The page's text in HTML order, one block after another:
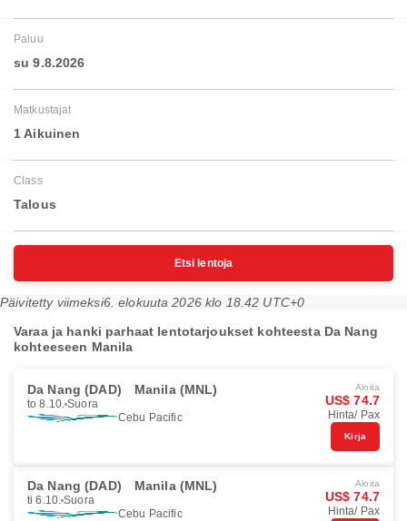
Paluu
su 9.8.2026
Matkustajat
1 Aikuinen
Class
Talous
Etsi lentoja
Päivitetty viimeksi6. elokuuta 2026 klo 18.42 UTC+0
Varaa ja hanki parhaat lentotarjoukset kohteesta Da Nang
kohteeseen Manila
Da Nang (DAD) Manila (MNL)
to 8.10. Suora
Cebu Pacific
Aloita
US$ 74.7
Hinta/ Pax
Kirja
Da Nang (DAD) Manila (MNL)
ti 6.10. Suora
Cebu Pacific
Aloita
US$ 74.7
Hinta/ Pax